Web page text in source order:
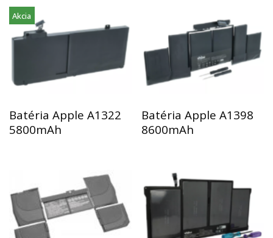
Akcia
Batéria Apple A1322
5800mAh
Batéria Apple A1398
8600mAh